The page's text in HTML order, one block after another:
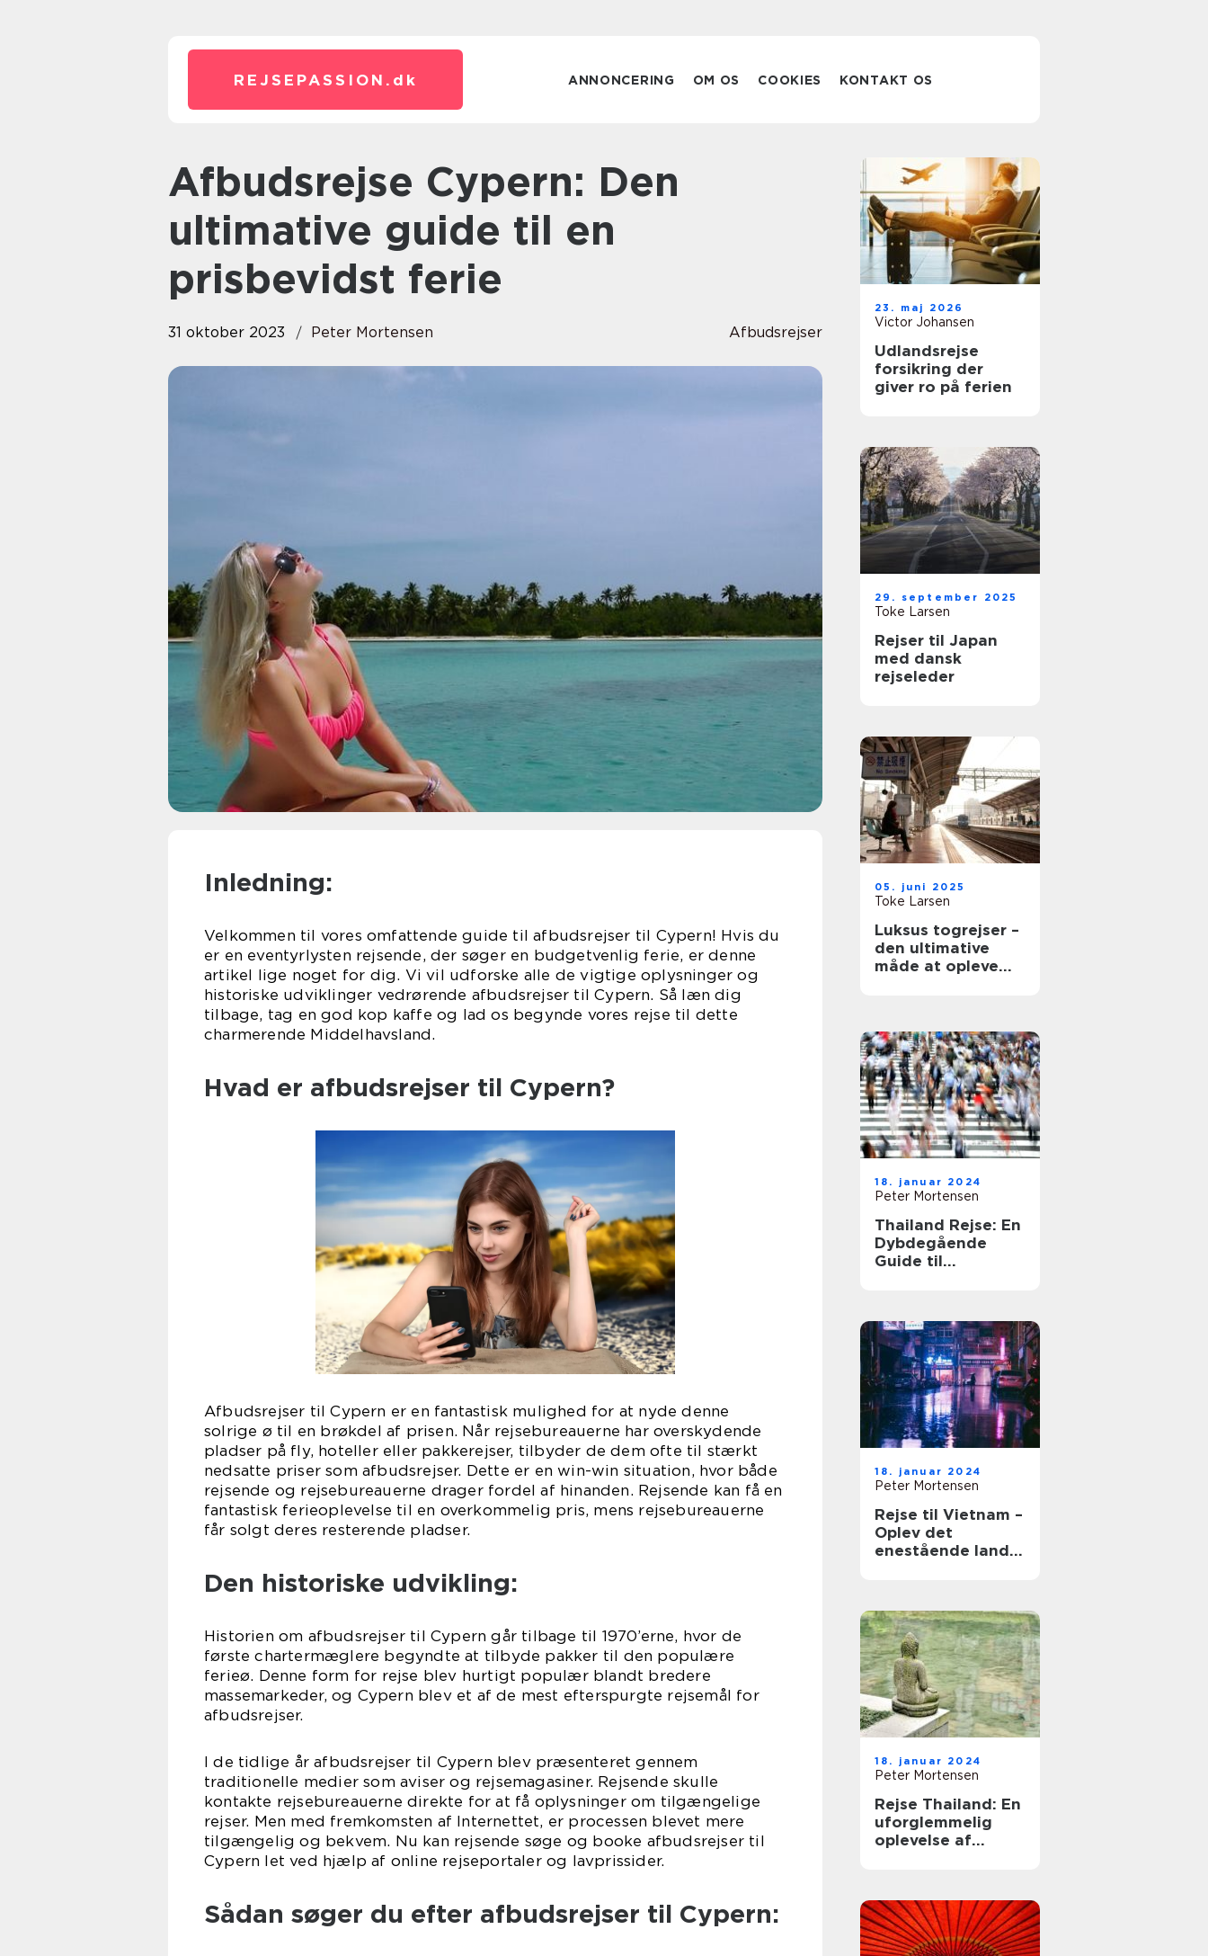
REJSEPASSION. dk ANNONCERING OM OS COOKIES KONTAKT OS
Afbudsrejse Cypern: Den
ultimative guide til en
prisbevidst ferie
31 oktober 2023 Peter Mortensen Afbudsrejser
Inledning:
Velkommen til vores omfattende guide til afbudsrejser til Cypern! Hvis du
er en eventyrlysten rejsende, der søger en budgetvenlig ferie, er denne
artikel lige noget for dig. Vi vil udforske alle de vigtige oplysninger og
historiske udviklinger vedrørende afbudsrejser til Cypern. Så læn dig
tilbage, tag en god kop kaffe og lad os begynde vores rejse til dette
charmerende Middelhavsland.
Hvad er afbudsrejser til Cypern?
Afbudsrejser til Cypern er en fantastisk mulighed for at nyde denne
solrige ø til en brøkdel af prisen. Når rejsebureauerne har overskydende
pladser på fly, hoteller eller pakkerejser, tilbyder de dem ofte til stærkt
nedsatte priser som afbudsrejser. Dette er en win-win situation, hvor både
rejsende og rejsebureauerne drager fordel af hinanden. Rejsende kan få en
fantastisk ferieoplevelse til en overkommelig pris, mens rejsebureauerne
får solgt deres resterende pladser.
Den historiske udvikling:
Historien om afbudsrejser til Cypern går tilbage til 1970’erne, hvor de
første chartermæglere begyndte at tilbyde pakker til den populære
ferieø. Denne form for rejse blev hurtigt populær blandt bredere
massemarkeder, og Cypern blev et af de mest efterspurgte rejsemål for
afbudsrejser.
I de tidlige år afbudsrejser til Cypern blev præsenteret gennem
traditionelle medier som aviser og rejsemagasiner. Rejsende skulle
kontakte rejsebureauerne direkte for at få oplysninger om tilgængelige
rejser. Men med fremkomsten af Internettet, er processen blevet mere
tilgængelig og bekvem. Nu kan rejsende søge og booke afbudsrejser til
Cypern let ved hjælp af online rejseportaler og lavprissider.
Sådan søger du efter afbudsrejser til Cypern:
23. maj 2026
Victor Johansen
Udlandsrejse
forsikring der
giver ro på ferien
29. september 2025
Toke Larsen
Rejser til Japan
med dansk
rejseleder
05. juni 2025
Toke Larsen
Luksus togrejser –
den ultimative
måde at opleve
18. januar 2024
Peter Mortensen
Thailand Rejse: En
Dybdegående
Guide til
18. januar 2024
Peter Mortensen
Rejse til Vietnam –
Oplev det
enestående land
18. januar 2024
Peter Mortensen
Rejse Thailand: En
uforglemmelig
oplevelse af
eventyr